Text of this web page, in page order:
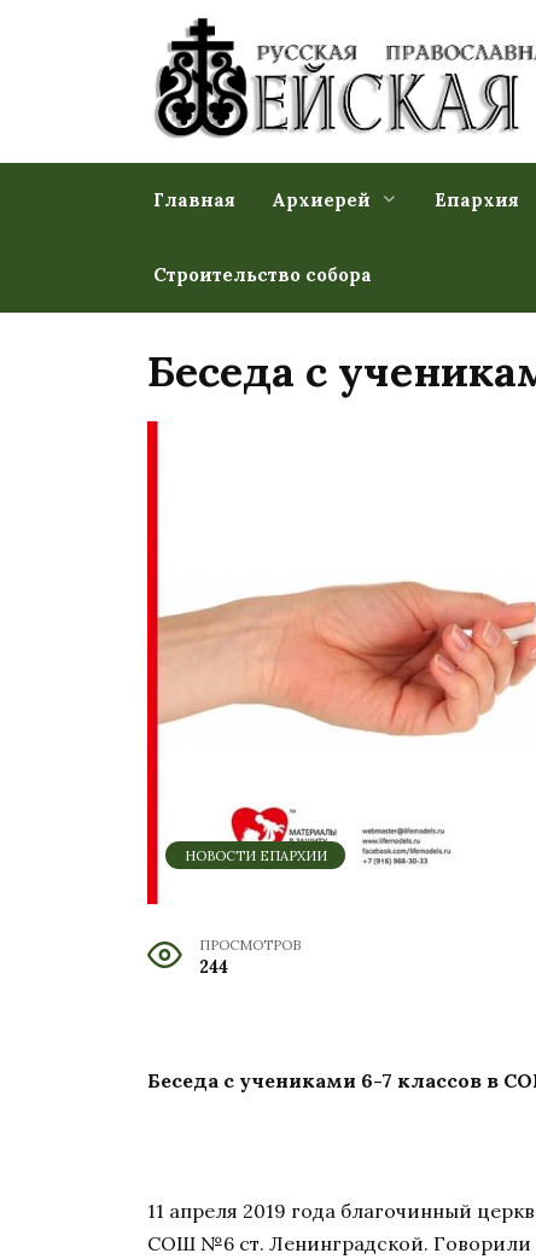
Главная Архиерей Епархия
Строительство собора
Беседа с
НОВОСТИ ЕПАРХИИ
ПРОСМОТРОВ
244
Беседа с учениками 6-7 классов в
11 апреля 2019 года благочинный
СОШ №6 ст. Ленинградской. Говорили